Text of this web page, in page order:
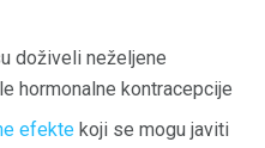
doživeli neželjene
hormonalne kontracepcije
efekte koji se mogu javiti